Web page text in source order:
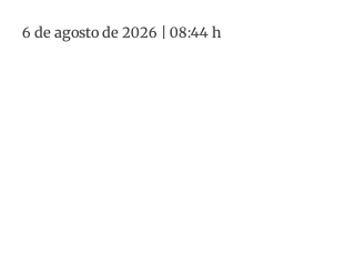
6 de agosto de 2026 | 08:44 h